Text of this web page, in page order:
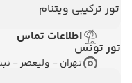
تور ترکیبی ویتنام
تور تونس
اطلاعات تماس
تهران - ولیعصر -
ملت - برج ملت -